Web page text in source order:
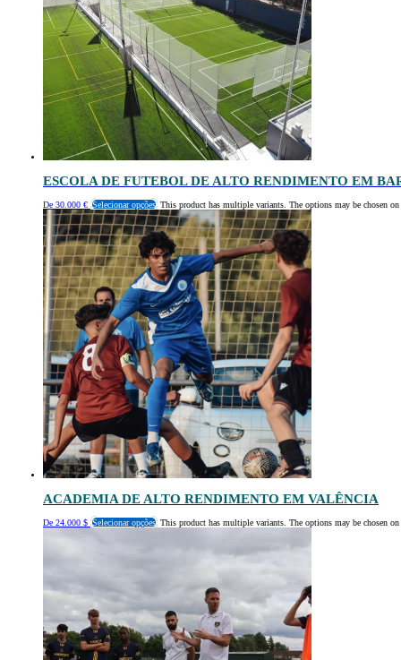
ESCOLA DE FUTEBOL DE ALTO RENDIMENTO EM
De 30.000 € Selecionar opções This product has multiple variants. The options may be chosen on
ACADEMIA DE ALTO RENDIMENTO EM VALÊNCIA
De 24.000 $ Selecionar opções This product has multiple variants. The options may be chosen on